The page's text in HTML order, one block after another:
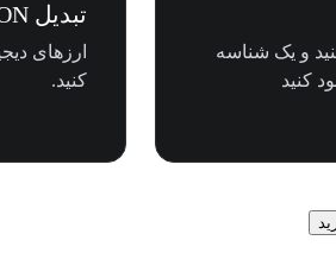
و یک شناسه
کنید
تبدیل LRCXON به USD
کنید.